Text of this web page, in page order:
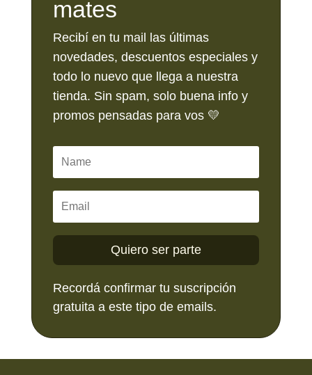
mates
Recibí en tu mail las últimas
novedades, descuentos especiales y
todo lo nuevo que llega a nuestra
tienda. Sin spam, solo buena info y
promos pensadas para vos 💛
Quiero ser parte
Recordá confirmar tu suscripción
gratuita a este tipo de emails.